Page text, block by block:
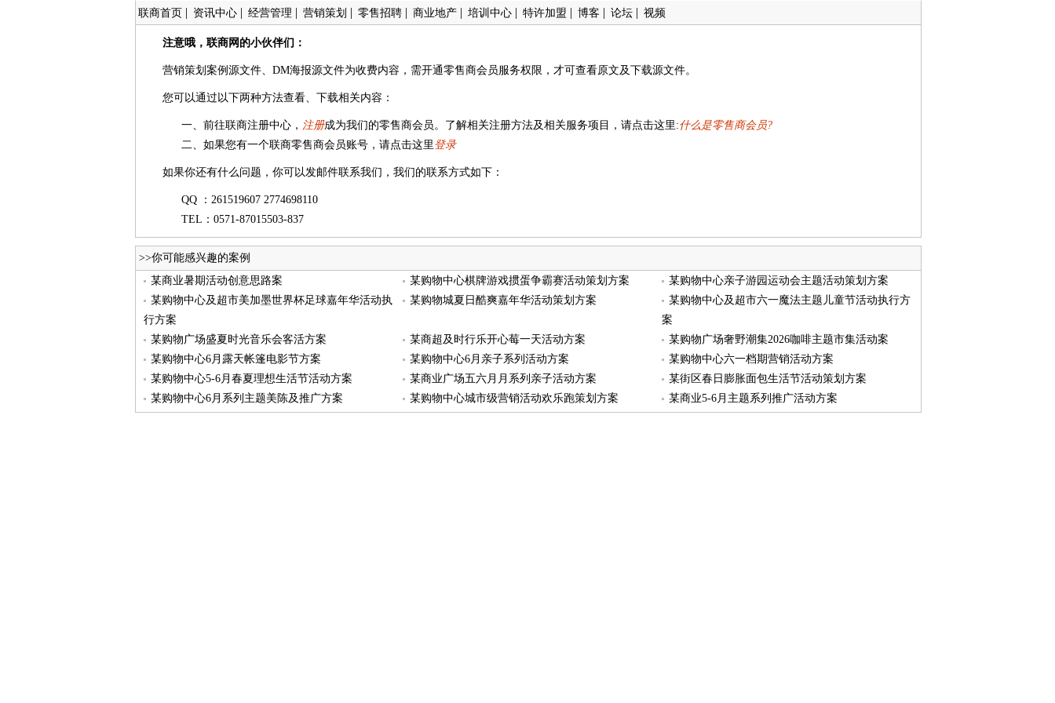
联商首页 | 资讯中心 | 经营管理 | 营销策划 | 零售招聘 | 商业地产 | 培训中心 | 特许加盟 | 博客 | 论坛 | 视频
注意哦，联商网的小伙伴们：
营销策划案例源文件、DM海报源文件为收费内容，需开通零售商会员服务权限，才可查看原文及下载源文件。
您可以通过以下两种方法查看、下载相关内容：
一、前往联商注册中心， 注册成为我们的零售商会员。了解相关注册方法及相关服务项目，请点击这里:什么是零售商会员?
二、如果您有一个联商零售商会员账号，请点击这里 登录
如果你还有什么问题，你可以发邮件联系我们，我们的联系方式如下：
QQ ：261519607 2774698110
TEL：0571-87015503-837
>>你可能感兴趣的案例
某商业暑期活动创意思路案
某购物中心棋牌游戏掼蛋争霸赛活动策划方案
某购物中心亲子游园运动会主题活动策划方案
某购物中心及超市美加墨世界杯足球嘉年华活动执
行方案
某购物城夏日酷爽嘉年华活动策划方案
某购物中心及超市六一魔法主题儿童节活动执行方
案
某购物广场盛夏时光音乐会客活方案
某商超及时行乐开心莓一天活动方案
某购物广场奢野潮集2026咖啡主题市集活动案
某购物中心6月露天帐篷电影节方案
某购物中心6月亲子系列活动方案
某购物中心六一档期营销活动方案
某购物中心5-6月春夏理想生活节活动方案
某商业广场五六月月系列亲子活动方案
某街区春日膨胀面包生活节活动策划方案
某购物中心6月系列主题美陈及推广方案
某购物中心城市级营销活动欢乐跑策划方案
某商业5-6月主题系列推广活动方案